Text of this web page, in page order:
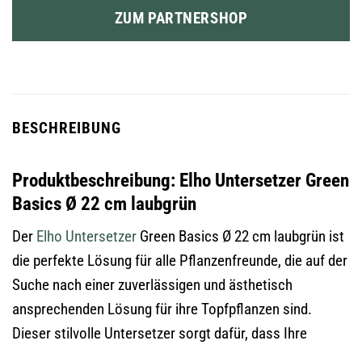
ZUM PARTNERSHOP
BESCHREIBUNG
Produktbeschreibung: Elho Untersetzer Green
Basics Ø 22 cm laubgrün
Der Elho Untersetzer Green Basics Ø 22 cm laubgrün ist
die perfekte Lösung für alle Pflanzenfreunde, die auf der
Suche nach einer zuverlässigen und ästhetisch
ansprechenden Lösung für ihre Topfpflanzen sind.
Dieser stilvolle Untersetzer sorgt dafür, dass Ihre